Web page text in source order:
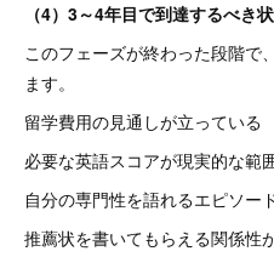
（4）3～4年目で到達するべき
このフェーズが終わった段階で
ます。
留学費用の見通しが立っている
必要な英語スコアが現実的な範
自分の専門性を語れるエピソー
推薦状を書いてもらえる関係性